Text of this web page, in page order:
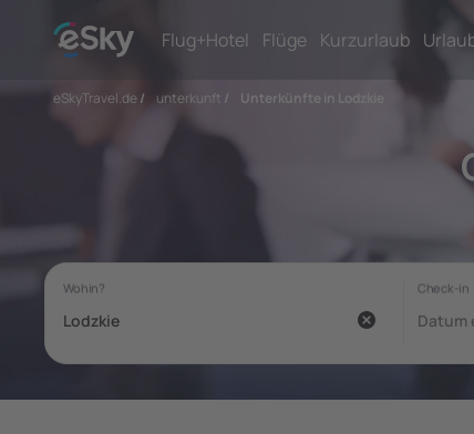
Flug+Hotel Flüge Kurzurlaub
eSkyTravel.de/ unterkunft / Unterkünfte in Lodzkie